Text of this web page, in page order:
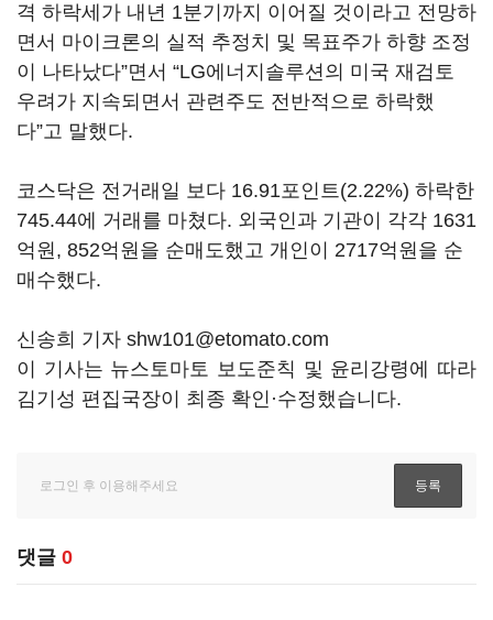
격 하락세가 내년 1분기까지 이어질 것이라고 전망하
면서 마이크론의 실적 추정치 및 목표주가 하향 조정
이 나타났다”면서 “LG에너지솔루션의 미국 재검토
우려가 지속되면서 관련주도 전반적으로 하락했
다”고 말했다.
코스닥은 전거래일 보다 16.91포인트(2.22%) 하락한
745.44에 거래를 마쳤다. 외국인과 기관이 각각 1631
억원, 852억원을 순매도했고 개인이 2717억원을 순
매수했다.
신송희 기자 shw101@etomato.com
이 기사는 뉴스토마토 보도준칙 및 윤리강령에 따라
김기성 편집국장이 최종 확인·수정했습니다.
댓글 0